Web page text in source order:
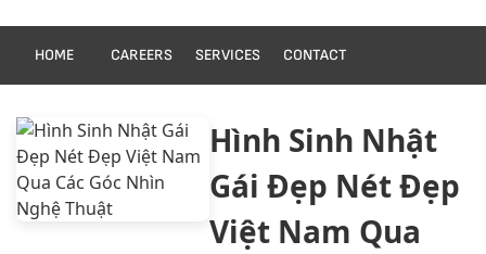
HOME CAREERS SERVICES CONTACT
Hình Sinh Nhật
Gái Đẹp Nét Đẹp
Việt Nam Qua